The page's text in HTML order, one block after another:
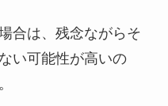
合は、残念ながらそ
い可能性が高いの